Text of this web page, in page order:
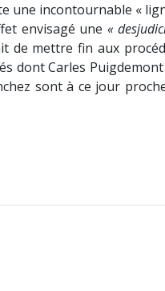
une incontournable «
envisagé une «
de mettre fin aux
dont Carles Puigdemont
sont à ce jour